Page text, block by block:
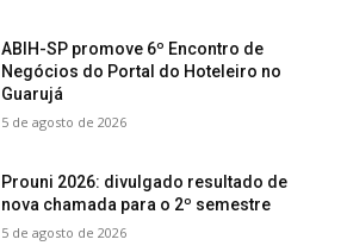
ABIH-SP promove 6º Encontro de
Negócios do Portal do Hoteleiro no
Guarujá
5 de agosto de 2026
Prouni 2026: divulgado resultado de
nova chamada para o 2º semestre
5 de agosto de 2026